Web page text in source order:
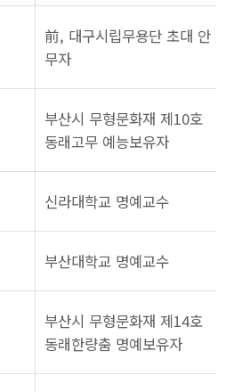
前, 대구시립무용단 초대 안
무자
부산시 무형문화재 제10호
동래고무 예능보유자
신라대학교 명예교수
부산대학교 명예교수
부산시 무형문화재 제14호
동래한량춤 명예보유자